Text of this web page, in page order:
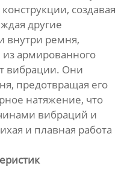
создавая
другие
внутри ремня,
армированного
вибрации. Они
предотвращая его
натяжение, что
вибраций и
и плавная работа